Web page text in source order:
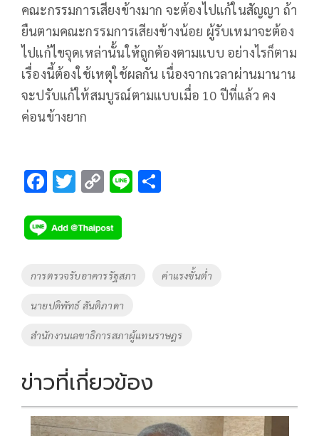
คณะกรรมการเสียงข้างมาก จะต้องไปแก้ในสัญญา ถ้า
ยืนตามคณะกรรมการเสียงข้างน้อย ผู้รับเหมาจะต้อง
ไปแก้ไขจุดเหล่านั้นให้ถูกต้องตามแบบ อย่างไรก็ตาม
เรื่องนี้ต้องใช้เหตุใช้ผลกัน เนื่องจากเวลาผ่านมานาน
จะปรับแก้ให้สมบูรณ์ตามแบบเมื่อ 10 ปีที่แล้ว คง
ค่อนข้างยาก
F
e
b
o
o
k
T
tt
er
C
p
y
Li
k
Li
Tags
การตรวจรับอาคารรัฐสภา ค่าแรงขั้นต่ำ
นายปดิพัทธ์ สันติภาดา
สำนักงานเลขาธิการสภาผู้แทนราษฎร
ข่าวที่เกี่ยวข้อง